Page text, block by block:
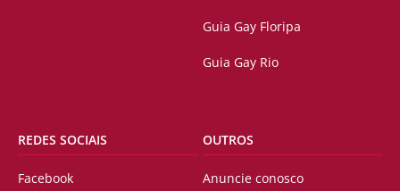
Guia Gay Floripa
Guia Gay Rio
REDES SOCIAIS
Facebook
OUTROS
Anuncie conosco